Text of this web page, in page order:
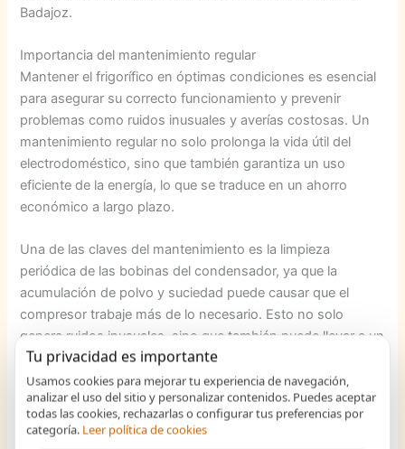
Badajoz.
Importancia del mantenimiento regular
Mantener el frigorífico en óptimas condiciones es esencial
para asegurar su correcto funcionamiento y prevenir
problemas como ruidos inusuales y averías costosas. Un
mantenimiento regular no solo prolonga la vida útil del
electrodoméstico, sino que también garantiza un uso
eficiente de la energía, lo que se traduce en un ahorro
económico a largo plazo.
Una de las claves del mantenimiento es la limpieza
periódica de las bobinas del condensador, ya que la
acumulación de polvo y suciedad puede causar que el
compresor trabaje más de lo necesario. Esto no solo
genera ruidos inusuales, sino que también puede llevar a un
consumo excesivo de energía. Limpiar estas bobinas al
menos dos veces al año puede ser un gran aliado para
mantener el frigorífico en buenas condiciones.
Tu privacidad es importante
Usamos cookies para mejorar tu experiencia de navegación,
analizar el uso del sitio y personalizar contenidos. Puedes aceptar
todas las cookies, rechazarlas o configurar tus preferencias por
categoría. Leer política de cookies